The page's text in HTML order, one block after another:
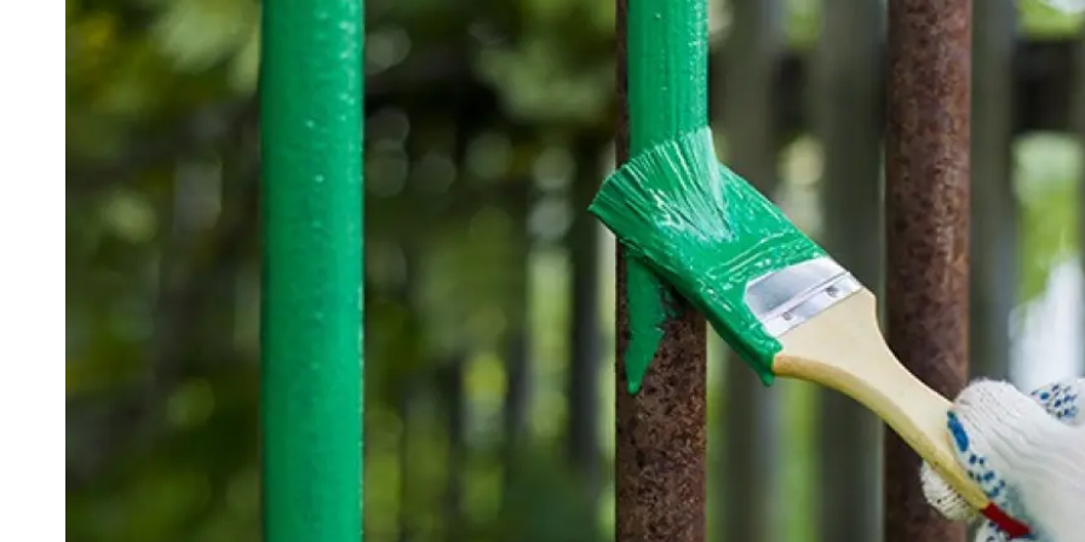
Cat Kayu & Besi
Cat Pelindung Kayu
Cat Dasar